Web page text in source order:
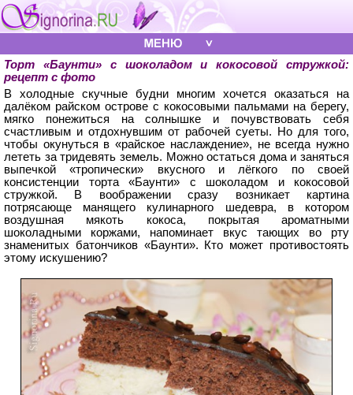
Торт «Баунти» с шоколадом и кокосовой стружкой:
рецепт с фото
В холодные скучные будни многим хочется оказаться на
далёком райском острове с кокосовыми пальмами на берегу,
мягко понежиться на солнышке и почувствовать себя
счастливым и отдохнувшим от рабочей суеты. Но для того,
чтобы окунуться в «райское наслаждение», не всегда нужно
лететь за тридевять земель. Можно остаться дома и заняться
выпечкой «тропически» вкусного и лёгкого по своей
консистенции торта «Баунти» с шоколадом и кокосовой
стружкой. В воображении сразу возникает картина
потрясающе манящего кулинарного шедевра, в котором
воздушная мякоть кокоса, покрытая ароматными
шоколадными коржами, напоминает вкус тающих во рту
знаменитых батончиков «Баунти». Кто может противостоять
этому искушению?